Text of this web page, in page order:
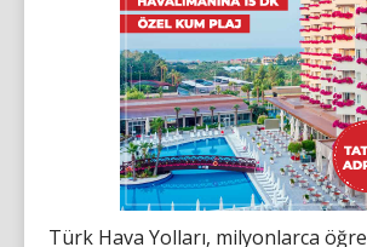
Türk Hava Yolları, milyonlarca